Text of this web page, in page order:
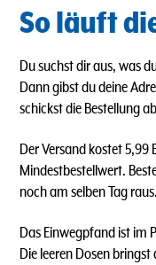
So läuft
Du suchst dir aus, was
Dann gibst du deine
schickst die Bestellung
Der Versand kostet 5,99
Mindestbestellwert.
noch am selben Tag raus.
Das Einwegpfand ist im
Die leeren Dosen